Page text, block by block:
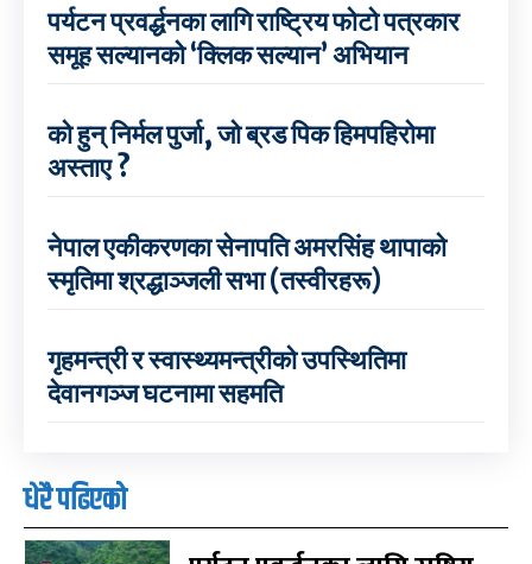
पर्यटन प्रवर्द्धनका लागि राष्ट्रिय फोटो पत्रकार
समूह सल्यानको ‘क्लिक सल्यान’ अभियान
को हुन् निर्मल पुर्जा, जो ब्रड पिक हिमपहिरोमा
अस्ताए ?
नेपाल एकीकरणका सेनापति अमरसिंह थापाको
स्मृतिमा श्रद्धाञ्जली सभा (तस्वीरहरू)
गृहमन्त्री र स्वास्थ्यमन्त्रीको उपस्थितिमा
देवानगञ्ज घटनामा सहमति
धेरै पढिएको